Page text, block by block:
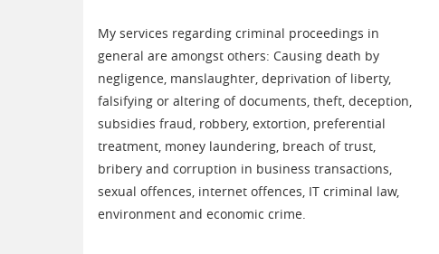
My services regarding criminal proceedings in
general are amongst others: Causing death by
negligence, manslaughter, deprivation of liberty,
falsifying or altering of documents, theft, deception,
subsidies fraud, robbery, extortion, preferential
treatment, money laundering, breach of trust,
bribery and corruption in business transactions,
sexual offences, internet offences, IT criminal law,
environment and economic crime.